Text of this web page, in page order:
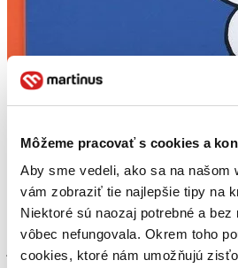
Môžeme pracovať s cookies a
Aby sme vedeli, ako sa na našom
vám zobraziť tie najlepšie tipy na
Niektoré sú naozaj potrebné a
vôbec nefungovala. Okrem toho
cookies, ktoré nám umožňujú
Dick Bruna
Dick Bruna postavičkou bieleho
1955 položil základy jednoduchej
jednoduchosťou sa však skrýva zmysel
tvárnej detskej duši...